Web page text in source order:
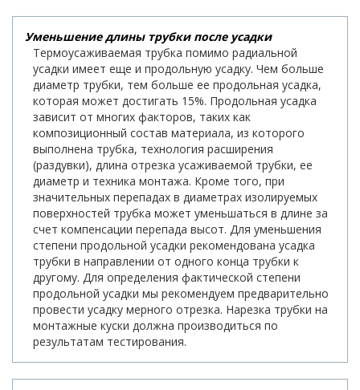
Уменьшение длины трубки после усадки
Термоусаживаемая трубка помимо радиальной
усадки имеет еще и продольную усадку. Чем больше
диаметр трубки, тем больше ее продольная усадка,
которая может достигать 15%. Продольная усадка
зависит от многих факторов, таких как
композиционный состав материала, из которого
выполнена трубка, технология расширения
(раздувки), длина отрезка усаживаемой трубки, ее
диаметр и техника монтажа. Кроме того, при
значительных перепадах в диаметрах изолируемых
поверхностей трубка может уменьшаться в длине за
счет компенсации перепада высот. Для уменьшения
степени продольной усадки рекомендована усадка
трубки в направлении от одного конца трубки к
другому. Для определения фактической степени
продольной усадки мы рекомендуем предварительно
провести усадку мерного отрезка. Нарезка трубки на
монтажные куски должна производиться по
результатам тестирования.